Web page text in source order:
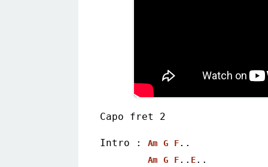
Capo fret 2
Intro : Am G F..
Am G F.. E..